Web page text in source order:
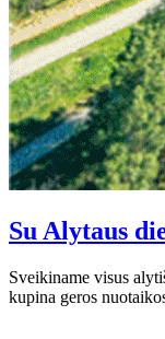
Su Alytaus
Sveikiname visus
kupina geros